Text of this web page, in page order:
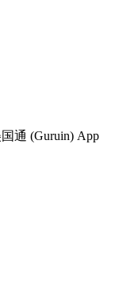
通 (Guruin) App